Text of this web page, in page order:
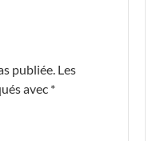
publiée. Les
avec *